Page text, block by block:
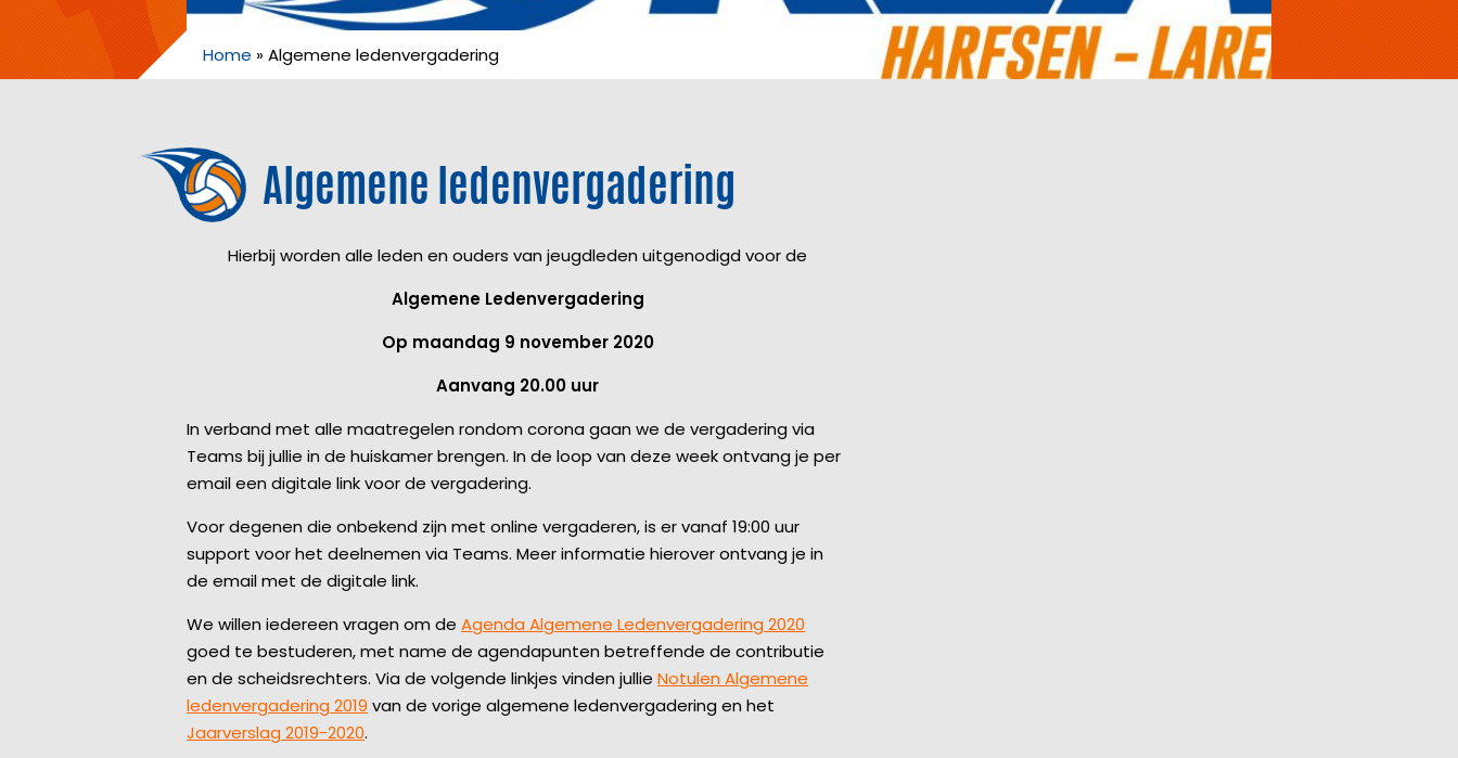
Home »Algemene ledenvergadering
Algemene ledenvergadering
Hierbij worden alle leden en ouders van jeugdleden uitgenodigd voor de
Algemene Ledenvergadering
Op maandag 9 november 2020
Aanvang 20.00 uur
In verband met alle maatregelen rondom corona gaan we de vergadering via
Teams bij jullie in de huiskamer brengen. In de loop van deze week ontvang je per
email een digitale link voor de vergadering.
Voor degenen die onbekend zijn met online vergaderen, is er vanaf 19:00 uur
support voor het deelnemen via Teams. Meer informatie hierover ontvang je in
de email met de digitale link.
We willen iedereen vragen om de Agenda Algemene Ledenvergadering 2020
goed te bestuderen, met name de agendapunten betreffende de contributie
en de scheidsrechters. Via de volgende linkjes vinden jullie Notulen Algemene
ledenvergadering 2019 van de vorige algemene ledenvergadering en het
Jaarverslag 2019-2020.